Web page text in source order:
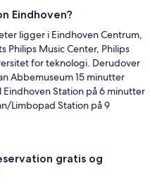
Eindhoven?
ligger i Eindhoven Centrum,
Philips Music Center, Philips
for teknologi. Derudover
Abbemuseum 15 minutter
Station på 6 minutter
Limbopad Station på 9
gratis og